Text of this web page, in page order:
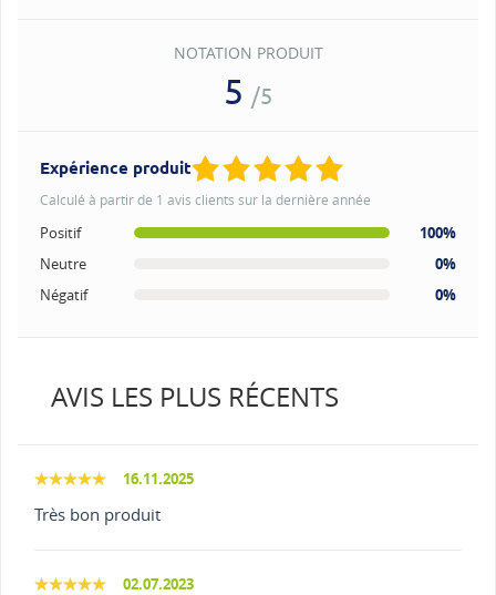
NOTATION PRODUIT
5 /5
Expérience produit
Calculé à partir de 1 avis clients sur la dernière année
Positif
100%
Neutre
0%
Négatif
0%
AVIS LES PLUS RÉCENTS
16.11.2025
Très bon produit
02.07.2023